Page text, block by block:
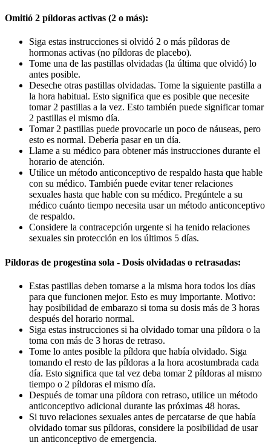
Omitió 2 píldoras activas (2 o más):
Siga estas instrucciones si olvidó 2 o más píldoras de
hormonas activas (no píldoras de placebo).
Tome una de las pastillas olvidadas (la última que olvidó) lo
antes posible.
Deseche otras pastillas olvidadas. Tome la siguiente pastilla a
la hora habitual. Esto significa que es posible que necesite
tomar 2 pastillas a la vez. Esto también puede significar tomar
2 pastillas el mismo día.
Tomar 2 pastillas puede provocarle un poco de náuseas, pero
esto es normal. Debería pasar en un día.
Llame a su médico para obtener más instrucciones durante el
horario de atención.
Utilice un método anticonceptivo de respaldo hasta que hable
con su médico. También puede evitar tener relaciones
sexuales hasta que hable con su médico. Pregúntele a su
médico cuánto tiempo necesita usar un método anticonceptivo
de respaldo.
Considere la contracepción urgente si ha tenido relaciones
sexuales sin protección en los últimos 5 días.
Píldoras de progestina sola - Dosis olvidadas o retrasadas:
Estas pastillas deben tomarse a la misma hora todos los días
para que funcionen mejor. Esto es muy importante. Motivo:
hay posibilidad de embarazo si toma su dosis más de 3 horas
después del horario normal.
Siga estas instrucciones si ha olvidado tomar una píldora o la
toma con más de 3 horas de retraso.
Tome lo antes posible la píldora que había olvidado. Siga
tomando el resto de las píldoras a la hora acostumbrada cada
día. Esto significa que tal vez deba tomar 2 píldoras al mismo
tiempo o 2 píldoras el mismo día.
Después de tomar una píldora con retraso, utilice un método
anticonceptivo adicional durante las próximas 48 horas.
Si tuvo relaciones sexuales antes de percatarse de que había
olvidado tomar sus píldoras, considere la posibilidad de usar
un anticonceptivo de emergencia.